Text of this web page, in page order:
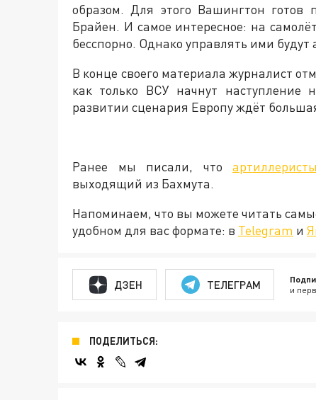
образом. Для этого Вашингтон готов
Брайен. И самое интересное: на
бесспорно. Однако управлять ими
В конце своего материала журналист
как только ВСУ начнут наступление
развитии сценария Европу ждёт
Ранее мы писали, что
выходящий из Бахмута.
Напоминаем, что вы можете читать
удобном для вас формате: в Telegram и
ДЗЕН ТЕЛЕГРАМ и
ПОДЕЛИТЬСЯ: